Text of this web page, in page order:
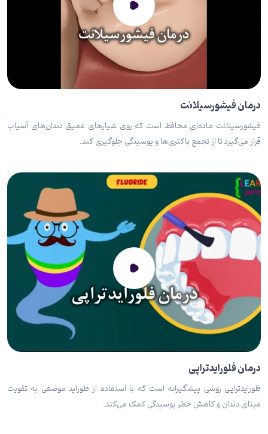
درمان فیشورسیلانت
فیشورسیلانت ماده‌ای محافظ است که روی شیارهای عمیق دندان‌های آسیاب
قرار می‌گیرد تا از تجمع باکتری‌ها و پوسیدگی جلوگیری کند.
درمان فلورایدتراپی
فلورایدتراپی روشی پیشگیرانه است که با استفاده از فلوراید موضعی به تقویت
مینای دندان و کاهش خطر پوسیدگی کمک می‌کند.